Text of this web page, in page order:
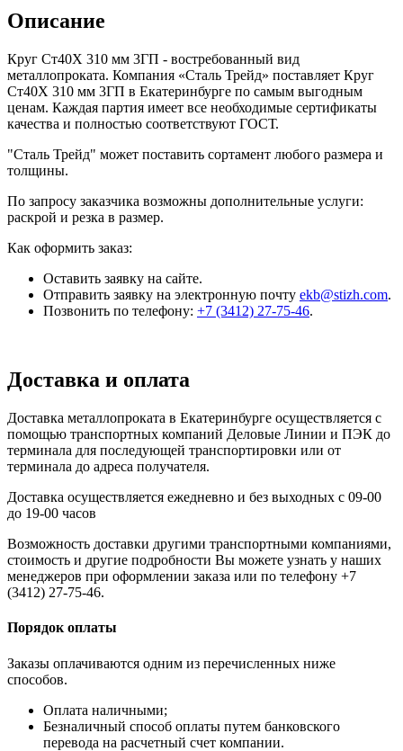
Описание
Круг Ст40Х 310 мм 3ГП - востребованный вид
металлопроката. Компания «Сталь Трейд» поставляет Круг
Ст40Х 310 мм 3ГП в Екатеринбурге по самым выгодным
ценам. Каждая партия имеет все необходимые сертификаты
качества и полностью соответствуют ГОСТ.
"Сталь Трейд" может поставить сортамент любого размера и
толщины.
По запросу заказчика возможны дополнительные услуги:
раскрой и резка в размер.
Как оформить заказ:
Оставить заявку на сайте.
Отправить заявку на электронную почту ekb@stizh.com.
Позвонить по телефону: +7 (3412) 27-75-46.
Доставка и оплата
Доставка металлопроката в Екатеринбурге осуществляется с
помощью транспортных компаний Деловые Линии и ПЭК до
терминала для последующей транспортировки или от
терминала до адреса получателя.
Доставка осуществляется ежедневно и без выходных с 09-00
до 19-00 часов
Возможность доставки другими транспортными компаниями,
стоимость и другие подробности Вы можете узнать у наших
менеджеров при оформлении заказа или по телефону +7
(3412) 27-75-46.
Порядок оплаты
Заказы оплачиваются одним из перечисленных ниже
способов.
Оплата наличными;
Безналичный способ оплаты путем банковского
перевода на расчетный счет компании.